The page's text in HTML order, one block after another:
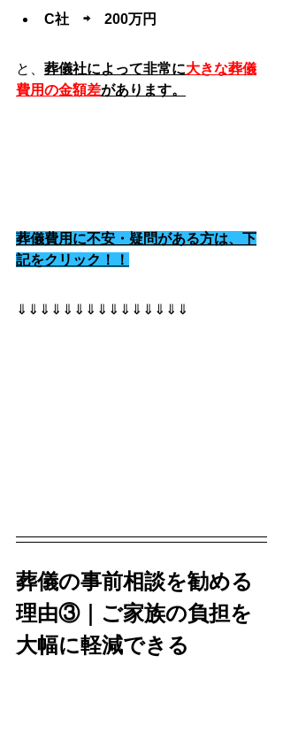
C社　⇨　200万円
と、 葬儀社によって非常に大きな葬儀
費用の金額差があります。
葬儀費用に不安・疑問がある方は、下
記をクリック！！
⇓⇓⇓⇓⇓⇓⇓⇓⇓⇓⇓⇓⇓⇓⇓
葬儀の事前相談を勧める
理由③｜ご家族の負担を
大幅に軽減できる